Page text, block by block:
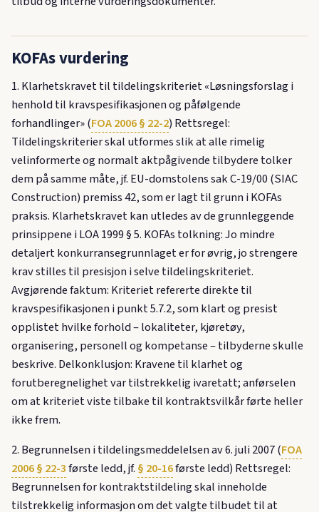
KOFAs vurdering
1. Klarhetskravet til tildelingskriteriet «Løsningsforslag i
henhold til kravspesifikasjonen og påfølgende
forhandlinger» (FOA 2006 § 22-2) Rettsregel:
Tildelingskriterier skal utformes slik at alle rimelig
velinformerte og normalt aktpågivende tilbydere tolker
dem på samme måte, jf. EU-domstolens sak C-19/00 (SIAC
Construction) premiss 42, som er lagt til grunn i KOFAs
praksis. Klarhetskravet kan utledes av de grunnleggende
prinsippene i LOA 1999 § 5. KOFAs tolkning: Jo mindre
detaljert konkurransegrunnlaget er for øvrig, jo strengere
krav stilles til presisjon i selve tildelingskriteriet.
Avgjørende faktum: Kriteriet refererte direkte til
kravspesifikasjonen i punkt 5.7.2, som klart og presist
opplistet hvilke forhold – lokaliteter, kjøretøy,
organisering, personell og kompetanse – tilbyderne skulle
beskrive. Delkonklusjon: Kravene til klarhet og
forutberegnelighet var tilstrekkelig ivaretatt; anførselen
om at kriteriet viste tilbake til kontraktsvilkår førte heller
ikke frem.
2. Begrunnelsen i tildelingsmeddelelsen av 6. juli 2007 (FOA
2006 § 22-3første ledd, jf. § 20-16første ledd) Rettsregel:
Begrunnelsen for kontraktstildeling skal inneholde
tilstrekkelig informasjon om det valgte tilbudet til at